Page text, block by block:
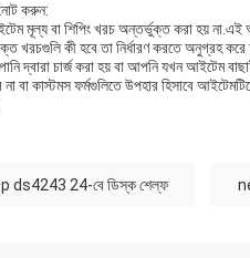
করুন:
মূল্য বা শিপিং খরচ অন্তর্ভুক্ত করা হয় না.এই
খরচগুলি কী হবে তা নির্ধারণ করতে অনুগ্রহ
দ্বারা চার্জ করা হয় বা আপনি যখন আইটেম
বা কাস্টমস ফর্মগুলিতে উপহার হিসাবে
ds4243 24-বে ডিস্ক শেল্ফ